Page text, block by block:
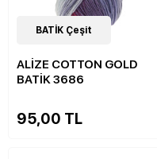
32Çeşit
BATİK Çeşit
ALİZE COTTON GOLD
BATİK 3686
95,00 TL